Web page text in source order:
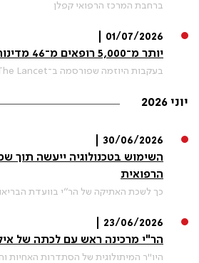
ברחבת המרכז הרפואי קפלן
01/07/2026 |
יותר מ־5,000 רופאים מ־46 מדינות נגד החרם על הר"י
בעקבות היוזמה שפורסמה ב־The Lancet
יוני 2026
30/06/2026 |
השימוש בטכנולוגיה ייעשה תוך
הרפואית
כך לשכת האתיקה של הר״י בוועדת
23/06/2026 |
הר"י מרכינה ראש עם לכתה של
היו"ר המיתולוגית של הסתדרות האחיות